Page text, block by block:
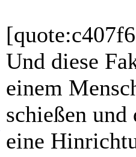
Und diese
einem
schießen
eine